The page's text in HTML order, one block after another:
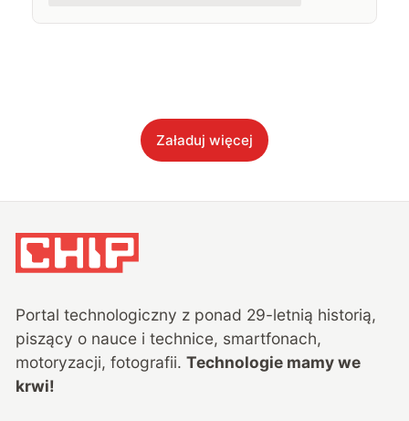
Załaduj więcej
Portal technologiczny z ponad 29-letnią historią,
piszący o nauce i technice, smartfonach,
motoryzacji, fotografii. Technologie mamy we
krwi!